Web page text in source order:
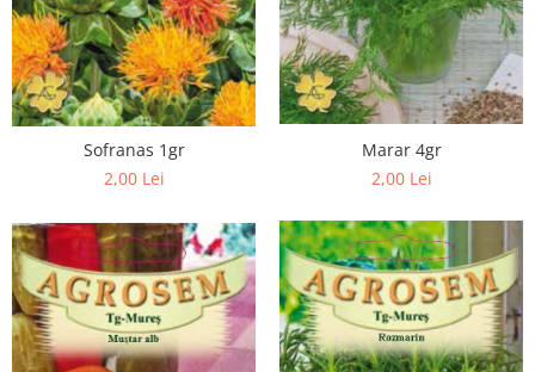
Suplimente si produse de uz
veterinar
Oi şi capre
Accesorii
Hrana (furaje)
Porumbei
Accesorii
Adapatori
Cuști de transport
Sofranas 1gr
2,00 Lei
Marar 4gr
2,00 Lei